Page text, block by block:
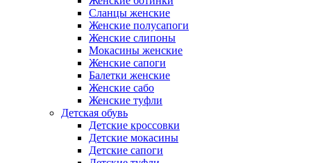
Сланцы женские
Женские полусапоги
Женские слипоны
Мокасины женские
Женские сапоги
Балетки женские
Женские сабо
Женские туфли
Детская обувь
Детские кроссовки
Детские мокасины
Детские сапоги